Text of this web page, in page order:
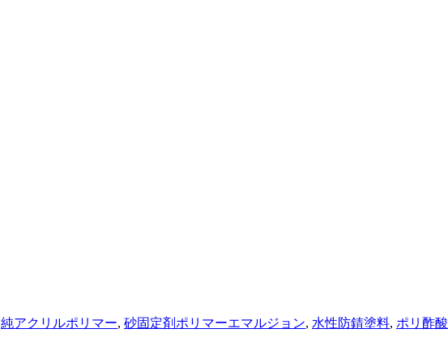
純アクリルポリマー, 砂固定剤ポリマーエマルジョン, 水性防錆塗料, ポリ酢